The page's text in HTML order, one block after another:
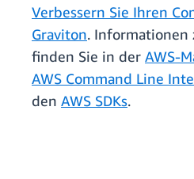
Verbessern Sie Ihren
Graviton. Informationen
finden Sie in der AWS-
AWS Command Line
den AWS SDKs.